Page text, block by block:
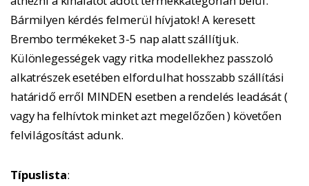
Bármilyen kérdés felmerül hívjatok! A keresett
Brembo termékeket 3-5 nap alatt szállítjuk.
Különlegességek vagy ritka modellekhez passzoló
alkatrészek esetében elfordulhat hosszabb szállítási
határidő erről MINDEN esetben a rendelés leadását (
vagy ha felhívtok minket azt megelőzően ) követően
felvilágosítást adunk.
Típuslista: